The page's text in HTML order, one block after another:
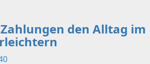
den Alltag im